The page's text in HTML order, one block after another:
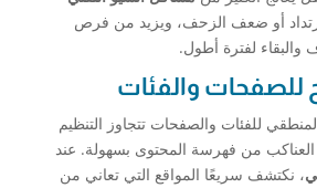
أو ضعف الزحف، ويزيد من فرص
والبقاء لفترة أطول.
والفئات
للفئات والصفحات تتجاوز التنظيم
من فهرسة المحتوى بسهولة. عند
، نكتشف سريعًا المواقع التي تعاني من